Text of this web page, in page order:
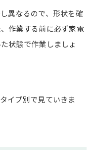
異なるので、形状を確
作業する前に必ず家電
状態で作業しましょ
イプ別で見ていきま